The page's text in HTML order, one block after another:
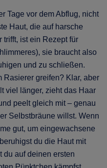
Tage vor dem Abflug, nicht
Haut, die auf harsche
ist ein Rezept für
sie braucht also
und zu schließen.
Rasierer greifen? Klar, aber
viel länger, zieht das Haar
peelt gleich mit – genau
Selbstbräune willst. Wenn
gut, um eingewachsene
du die Haut mit
du auf deinen ersten